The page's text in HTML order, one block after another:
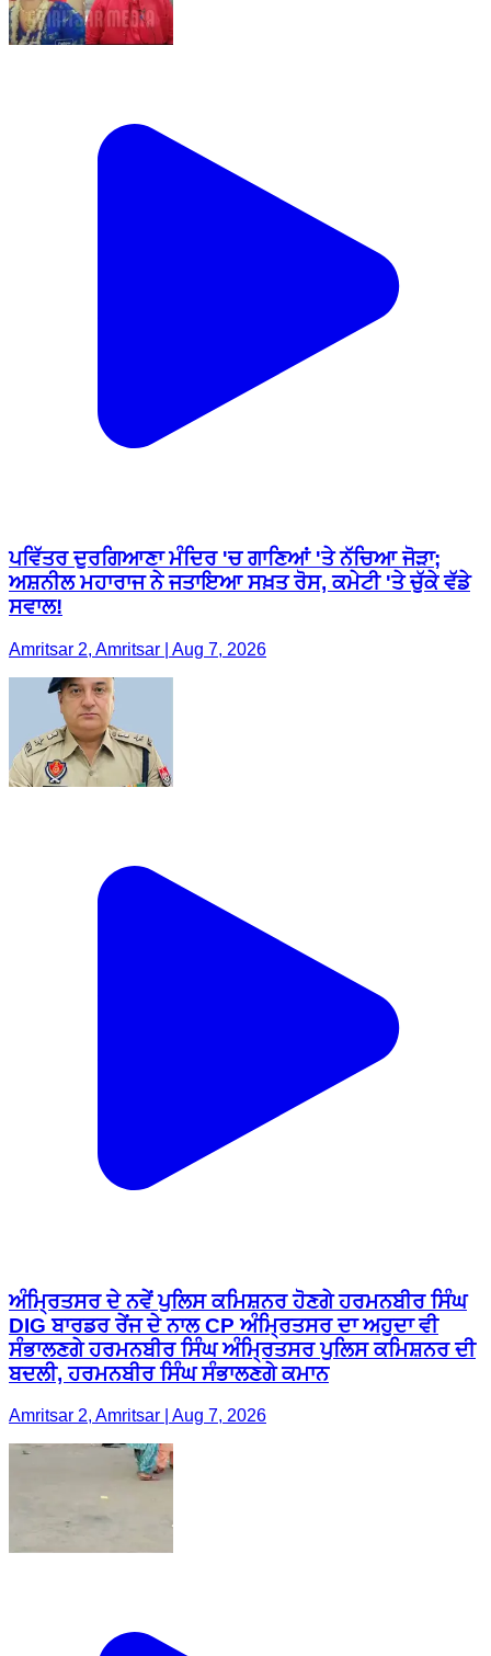
ਪਵਿੱਤਰ ਦੁਰਗਿਆਣਾ ਮੰਦਿਰ 'ਚ ਗਾਣਿਆਂ 'ਤੇ ਨੱਚਿਆ ਜੋੜਾ;
ਅਸ਼ਨੀਲ ਮਹਾਰਾਜ ਨੇ ਜਤਾਇਆ ਸਖ਼ਤ ਰੋਸ, ਕਮੇਟੀ 'ਤੇ ਚੁੱਕੇ ਵੱਡੇ
ਸਵਾਲ!
Amritsar 2, Amritsar | Aug 7, 2026
ਅੰਮ੍ਰਿਤਸਰ ਦੇ ਨਵੇਂ ਪੁਲਿਸ ਕਮਿਸ਼ਨਰ ਹੋਣਗੇ ਹਰਮਨਬੀਰ ਸਿੰਘ
DIG ਬਾਰਡਰ ਰੇਂਜ ਦੇ ਨਾਲ CP ਅੰਮ੍ਰਿਤਸਰ ਦਾ ਅਹੁਦਾ ਵੀ
ਸੰਭਾਲਣਗੇ ਹਰਮਨਬੀਰ ਸਿੰਘ ਅੰਮ੍ਰਿਤਸਰ ਪੁਲਿਸ ਕਮਿਸ਼ਨਰ ਦੀ
ਬਦਲੀ, ਹਰਮਨਬੀਰ ਸਿੰਘ ਸੰਭਾਲਣਗੇ ਕਮਾਨ
Amritsar 2, Amritsar | Aug 7, 2026